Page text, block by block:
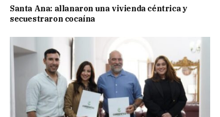
Santa Ana: allanaron una vivienda céntrica y
secuestraron cocaína